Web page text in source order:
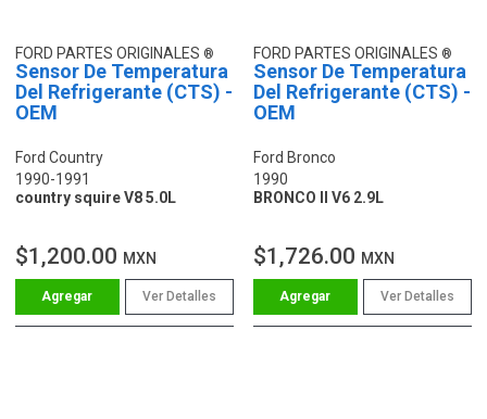
FORD PARTES ORIGINALES
Sensor De Temperatura
Del Refrigerante (CTS) -
OEM
Ford Country
1990-1991
country squire V8 5.0L
$1,200.00 MXN
Ver Detalles
FORD PARTES ORIGINALES
Sensor De Temperatura
Del Refrigerante (CTS) -
OEM
Ford Bronco
1990
BRONCO II V6 2.9L
$1,726.00 MXN
Ver Detalles